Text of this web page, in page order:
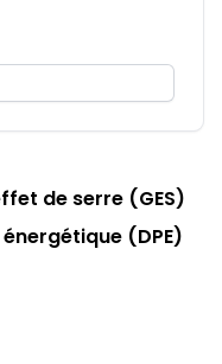
de serre (GES)
(DPE)